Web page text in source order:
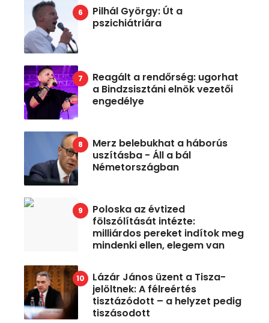
Pilhál György: Út a
pszichiátriára
Reagált a rendőrség: ugorhat
a Bindzsisztáni elnök vezetői
engedélye
Merz belebukhat a háborús
uszításba - Áll a bál
Németországban
Poloska az évtized
fölszólítását intézte:
milliárdos pereket indítok meg
mindenki ellen, elegem van
Lázár János üzent a Tisza-
jelöltnek: A félreértés
tisztázódott – a helyzet pedig
tiszásodott